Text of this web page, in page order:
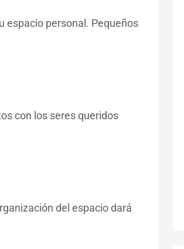
espacio personal. Pequeños
con los seres queridos
del espacio dará